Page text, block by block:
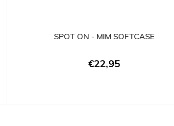
SPOT ON - MIM SOFTCASE
€22,95